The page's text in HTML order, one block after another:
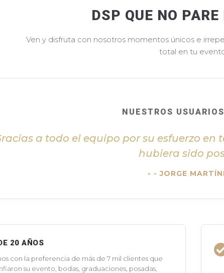
DSP QUE NO
Ven y disfruta con nosotros momentos únicos e
total en tu
NUESTROS
a todo el equipo por su esfuerzo en
hubiera sido
- JORGE
20 AÑOS
con la preferencia de más de 7 mil clientes que
su evento, bodas, graduaciones, posadas,